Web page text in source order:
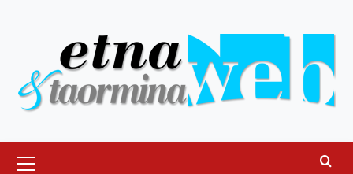
principale